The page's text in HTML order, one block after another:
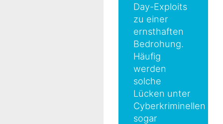
Day-Exploits
zu einer
ernsthaften
Bedrohung.
Häufig
werden
solche
Lücken unter
Cyberkriminellen
sogar